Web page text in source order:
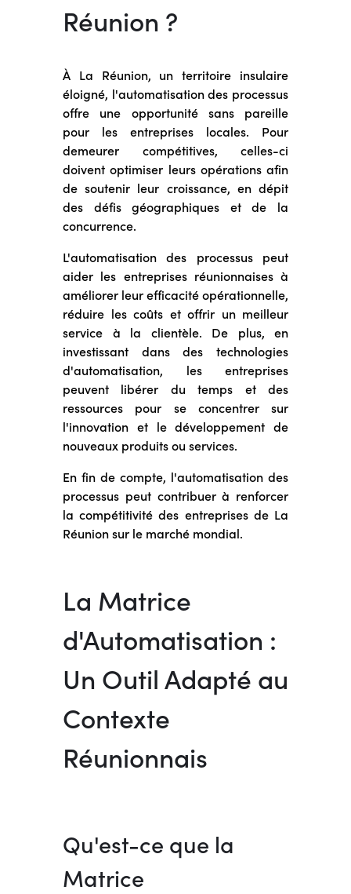
Réunion ?
À La Réunion, un territoire insulaire
éloigné, l'automatisation des processus
offre une opportunité sans pareille
pour les entreprises locales. Pour
demeurer compétitives, celles-ci
doivent optimiser leurs opérations afin
de soutenir leur croissance, en dépit
des défis géographiques et de la
concurrence.
L'automatisation des processus peut
aider les entreprises réunionnaises à
améliorer leur efficacité opérationnelle,
réduire les coûts et offrir un meilleur
service à la clientèle. De plus, en
investissant dans des technologies
d'automatisation, les entreprises
peuvent libérer du temps et des
ressources pour se concentrer sur
l'innovation et le développement de
nouveaux produits ou services.
En fin de compte, l'automatisation des
processus peut contribuer à renforcer
la compétitivité des entreprises de La
Réunion sur le marché mondial.
La Matrice
d'Automatisation :
Un Outil Adapté au
Contexte
Réunionnais
Qu'est-ce que la
Matrice